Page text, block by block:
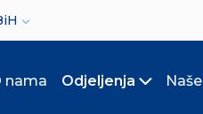
language
nama Odjeljenja
Toggle